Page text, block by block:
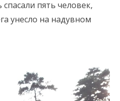
пять человек,
унесло на надувном